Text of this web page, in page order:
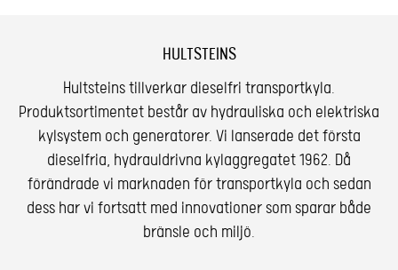
HULTSTEINS
Hultsteins tillverkar dieselfri transportkyla.
Produktsortimentet består av hydrauliska och elektriska
kylsystem och generatorer. Vi lanserade det första
dieselfria, hydrauldrivna kylaggregatet 1962. Då
förändrade vi marknaden för transportkyla och sedan
dess har vi fortsatt med innovationer som sparar både
bränsle och miljö.